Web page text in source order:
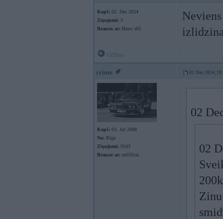
Kopš: 02. Dec 2024
Ziņojumi: 3
Braucu ar: Bmw e61
crime 02. Dec 2024,
Kopš: 03. Jul 2008
No: Rīga
Ziņojumi: 9163
Braucu ar: m635csi
02
02